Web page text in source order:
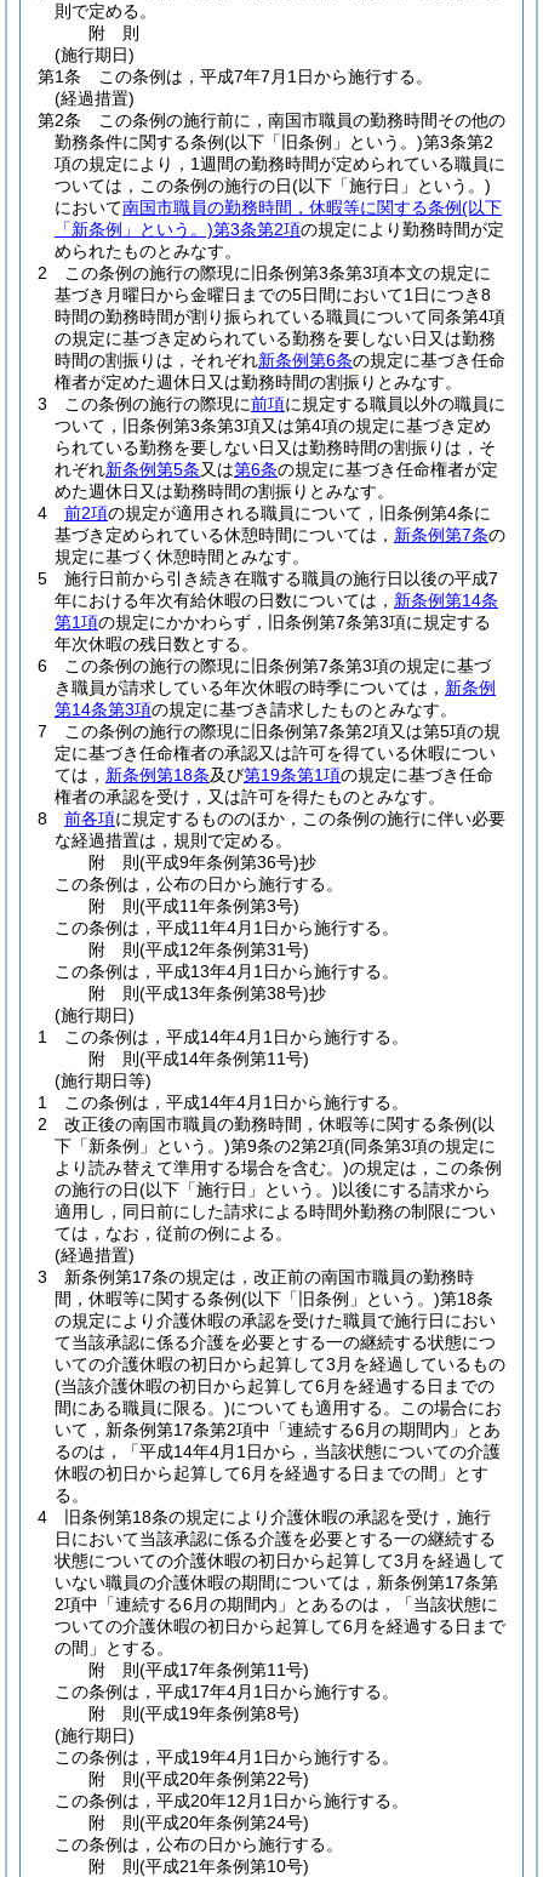
則で定める。
附 則
(施行期日)
第1条
この条例は，平成7年7月1日から施行する。
(経過措置)
第2条
この条例の施行前に，南国市職員の勤務時間その他の
勤務条件に関する条例(以下「旧条例」という。)第3条第2
項の規定により，1週間の勤務時間が定められている職員に
ついては，この条例の施行の日(以下「施行日」という。)
において南国市職員の勤務時間，休暇等に関する条例(以下
「新条例」という。)第3条第2項の規定により勤務時間が定
められたものとみなす。
2
この条例の施行の際現に旧条例第3条第3項本文の規定に
基づき月曜日から金曜日までの5日間において1日につき8
時間の勤務時間が割り振られている職員について同条第4項
の規定に基づき定められている勤務を要しない日又は勤務
時間の割振りは，それぞれ新条例第6条の規定に基づき任命
権者が定めた週休日又は勤務時間の割振りとみなす。
3
この条例の施行の際現に前項に規定する職員以外の職員に
ついて，旧条例第3条第3項又は第4項の規定に基づき定め
られている勤務を要しない日又は勤務時間の割振りは，そ
れぞれ新条例第5条又は第6条の規定に基づき任命権者が定
めた週休日又は勤務時間の割振りとみなす。
4
前2項の規定が適用される職員について，旧条例第4条に
基づき定められている休憩時間については， 新条例第7条の
規定に基づく休憩時間とみなす。
5
施行日前から引き続き在職する職員の施行日以後の平成7
年における年次有給休暇の日数については， 新条例第14条
第1項の規定にかかわらず，旧条例第7条第3項に規定する
年次休暇の残日数とする。
6
この条例の施行の際現に旧条例第7条第3項の規定に基づ
き職員が請求している年次休暇の時季については， 新条例
第14条第3項の規定に基づき請求したものとみなす。
7
この条例の施行の際現に旧条例第7条第2項又は第5項の規
定に基づき任命権者の承認又は許可を得ている休暇につい
ては， 新条例第18条及び第19条第1項の規定に基づき任命
権者の承認を受け，又は許可を得たものとみなす。
8
前各項に規定するもののほか，この条例の施行に伴い必要
な経過措置は，規則で定める。
附 則(平成9年条例第36号)抄
この条例は，公布の日から施行する。
附 則(平成11年条例第3号)
この条例は，平成11年4月1日から施行する。
附 則(平成12年条例第31号)
この条例は，平成13年4月1日から施行する。
附 則(平成13年条例第38号)抄
(施行期日)
1
この条例は，平成14年4月1日から施行する。
附 則(平成14年条例第11号)
(施行期日等)
1
この条例は，平成14年4月1日から施行する。
2
改正後の南国市職員の勤務時間，休暇等に関する条例(以
下「新条例」という。)第9条の2第2項(同条第3項の規定に
より読み替えて準用する場合を含む。)の規定は，この条例
の施行の日(以下「施行日」という。)以後にする請求から
適用し，同日前にした請求による時間外勤務の制限につい
ては，なお，従前の例による。
(経過措置)
3
新条例第17条の規定は，改正前の南国市職員の勤務時
間，休暇等に関する条例(以下「旧条例」という。)第18条
の規定により介護休暇の承認を受けた職員で施行日におい
て当該承認に係る介護を必要とする一の継続する状態につ
いての介護休暇の初日から起算して3月を経過しているもの
(当該介護休暇の初日から起算して6月を経過する日までの
間にある職員に限る。)についても適用する。
この場合にお
いて，新条例第17条第2項中「連続する6月の期間内」とあ
るのは，「平成14年4月1日から，当該状態についての介護
休暇の初日から起算して6月を経過する日までの間」とす
る。
4
旧条例第18条の規定により介護休暇の承認を受け，施行
日において当該承認に係る介護を必要とする一の継続する
状態についての介護休暇の初日から起算して3月を経過して
いない職員の介護休暇の期間については，新条例第17条第
2項中「連続する6月の期間内」とあるのは，「当該状態に
ついての介護休暇の初日から起算して6月を経過する日まで
の間」とする。
附 則(平成17年条例第11号)
この条例は，平成17年4月1日から施行する。
附 則(平成19年条例第8号)
(施行期日)
この条例は，平成19年4月1日から施行する。
附 則(平成20年条例第22号)
この条例は，平成20年12月1日から施行する。
附 則(平成20年条例第24号)
この条例は，公布の日から施行する。
附 則(平成21年条例第10号)